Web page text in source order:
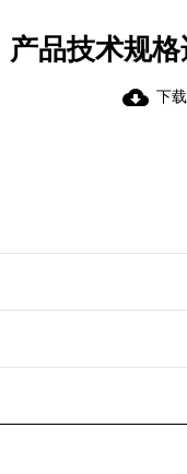
产品技术规格
cloud_download 下载